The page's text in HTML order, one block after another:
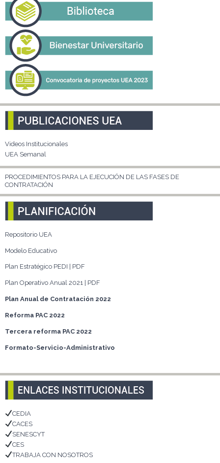
Videos Institucionales
UEA Semanal
PROCEDIMIENTOS PARA LA EJECUCIÓN DE LAS FASES DE
CONTRATACIÓN
Repositorio UEA
Modelo Educativo
Plan Estratégico PEDI | PDF
Plan Operativo Anual 2021 | PDF
Plan Anual de Contratación 2022
Reforma PAC 2022
Tercera reforma PAC 2022
Formato-Servicio-Administrativo
CEDIA
CACES
SENESCYT
CES
TRABAJA CON NOSOTROS